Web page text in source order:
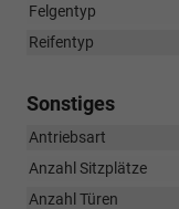
Felgentyp
Reifentyp
Sonstiges
Antriebsart
Anzahl Sitzplätze
Anzahl Türen